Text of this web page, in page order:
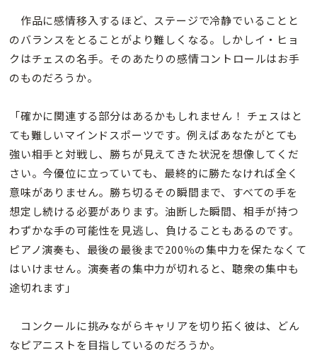
作品に感情移入するほど、ステージで冷静でいることと
のバランスをとることがより難しくなる。しかしイ・ヒョ
クはチェスの名手。そのあたりの感情コントロールはお手
のものだろうか。
「確かに関連する部分はあるかもしれません！ チェスはと
ても難しいマインドスポーツです。例えばあなたがとても
強い相手と対戦し、勝ちが見えてきた状況を想像してくだ
さい。今優位に立っていても、最終的に勝たなければ全く
意味がありません。勝ち切るその瞬間まで、すべての手を
想定し続ける必要があります。油断した瞬間、相手が持つ
わずかな手の可能性を見逃し、負けることもあるのです。
ピアノ演奏も、最後の最後まで200％の集中力を保たなくて
はいけません。演奏者の集中力が切れると、聴衆の集中も
途切れます」
コンクールに挑みながらキャリアを切り拓く彼は、どん
なピアニストを目指しているのだろうか。